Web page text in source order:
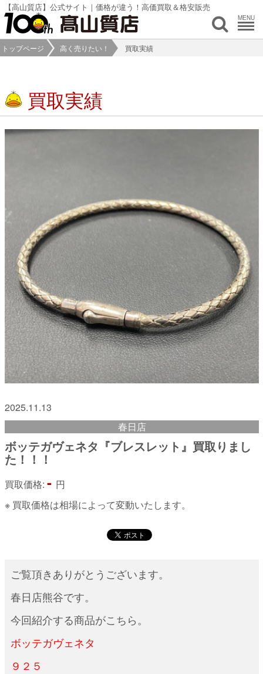
【高山質店】公式サイト｜価格が違う！高価買取＆格安販売
MENU
トップページ 高く売りたい！ 買取実績
買取実績
2025.11.13
春日店
ボッテガヴェネタ『ブレスレット』買取りまし
た！！！
買取価格: - 円
※ 買取価格は相場によって変動いたします。
ご覧頂きありがとうございます。
春日店熊谷です。
今回紹介する商品がこちら。
ボッテガヴェネタ
９２５